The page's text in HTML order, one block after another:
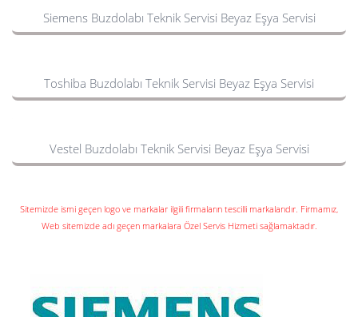
Siemens Buzdolabı Teknik Servisi Beyaz Eşya Servisi
Toshiba Buzdolabı Teknik Servisi Beyaz Eşya Servisi
Vestel Buzdolabı Teknik Servisi Beyaz Eşya Servisi
Sitemizde ismi geçen logo ve markalar ilgili firmaların tescilli markalarıdır. Firmamız,
Web sitemizde adı geçen markalara Özel Servis Hizmeti sağlamaktadır.